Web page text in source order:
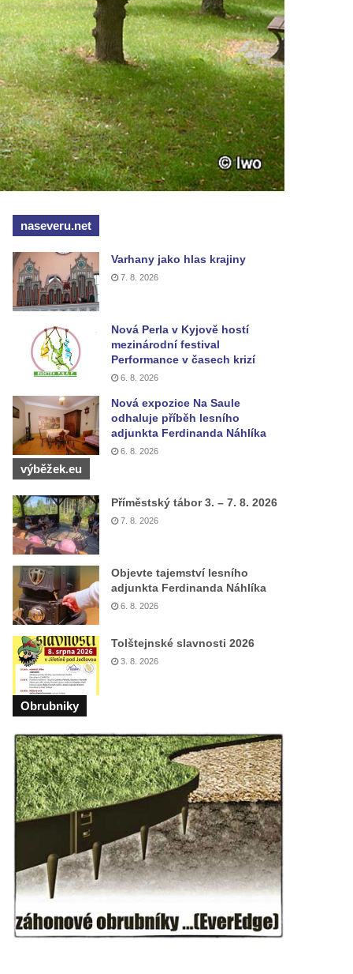
naseveru.net
Varhany jako hlas krajiny
7. 8. 2026
Nová Perla v Kyjově hostí
mezinárodní festival
Performance v časech krizí
6. 8. 2026
Nová expozice Na Saule
odhaluje příběh lesního
adjunkta Ferdinanda Náhlíka
6. 8. 2026
výběžek.eu
Příměstský tábor 3. – 7. 8. 2026
7. 8. 2026
Objevte tajemství lesního
adjunkta Ferdinanda Náhlíka
6. 8. 2026
Tolštejnské slavnosti 2026
3. 8. 2026
Obrubniky